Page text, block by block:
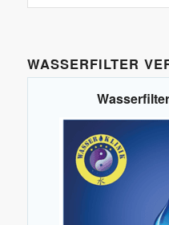
WASSERFILTER